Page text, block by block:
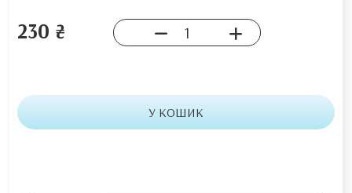
230 ₴
У КОШИК